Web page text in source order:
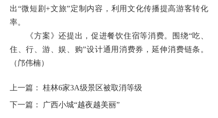
出“微短剧+文旅”定制内容，利用文化传播提高游客转化
率。
《方案》还提出，促进餐饮住宿等消费。围绕“吃、
住、行、游、娱、购”设计通用消费券，延伸消费链条。
（邝伟楠）
上一篇： 桂林6家3A级景区被取消等级
下一篇： 广西小城“越夜越美丽”